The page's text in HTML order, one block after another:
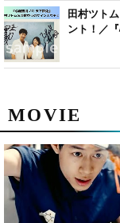
MOVIE
田村ツト
ント！／